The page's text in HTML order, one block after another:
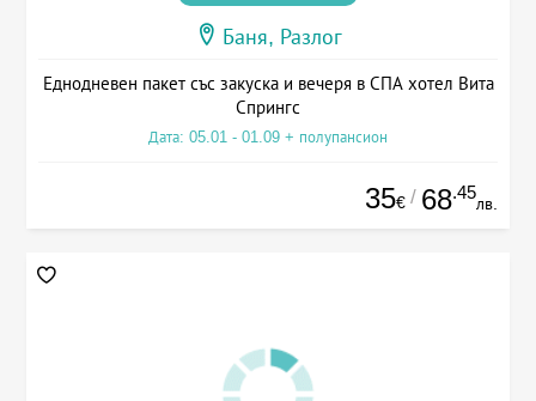
Баня, Разлог
Еднодневен пакет със закуска и вечеря в СПА хотел Вита
Спрингс
Дата: 05.01 - 01.09 + полупансион
35€ / 68.45
лв.